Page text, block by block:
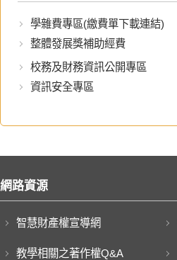
學雜費專區(繳費單下載連結)
整體發展獎補助經費
校務及財務資訊公開專區
資訊安全專區
網路資源
智慧財產權宣導網
教學相關之著作權Q&A